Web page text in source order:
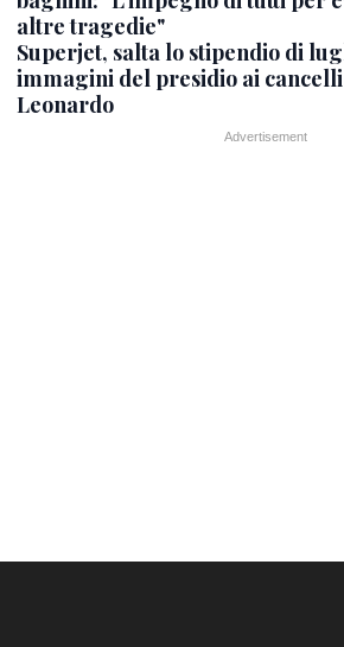
altre tragedie"
Superjet, salta lo stipendio di
immagini del presidio ai cancelli
Leonardo